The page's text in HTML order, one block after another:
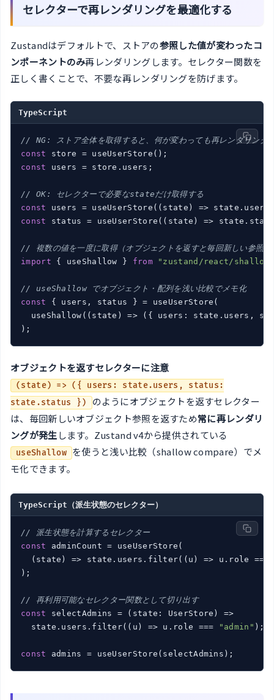
セレクターで再レンダリングを最適化する
Zustandはデフォルトで、ストアの参照した値が変わったコ
ンポーネントのみ再レンダリングします。セレクター関数を
正しく書くことで、不要な再レンダリングを防げます。
TypeScript
// NG: ストア全体を取得すると、何が変わっても再レンダリング
const
const users = store.users;
// OK: セレクターで必要なstateだけ取得する
const users = useUserStore( ( state ) =>
const status = useUserStore( ( state ) =>
// 複数の値を一度に取得（オブジェクトを返すと毎回新しい参照が
import { useShallow } from "zustand/react/
// useShallow でオブジェクト・配列を浅い比較でメモ化
const { users, status } = useUserStore(
  useShallow(
( state ) => ({ users: state.users,
オブジェクトを返すセレクターに注意
(state) => ({ users: state.users, status:
state.status })
のようにオブジェクトを返すセレクター
は、毎回新しいオブジェクト参照を返すため常に再レンダリ
ングが発生します。Zustand v4から提供されている
useShallow
を使うと浅い比較（shallow compare）でメ
モ化できます。
TypeScript（派生状態のセレクター）
// 派生状態を計算するセレクター
const adminCount = useUserStore(
( state ) => state.users.filter( ( u ) => u.role
);
// 再利用可能なセレクター関数として切り出す
const selectAdmins = ( state: UserStore ) =>
  state.users.filter(
( u ) => u.role === "admin" );
const